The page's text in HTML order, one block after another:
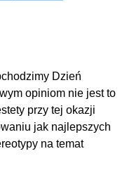
Dzień
opiniom nie jest to
przy tej okazji
jak najlepszych
na temat